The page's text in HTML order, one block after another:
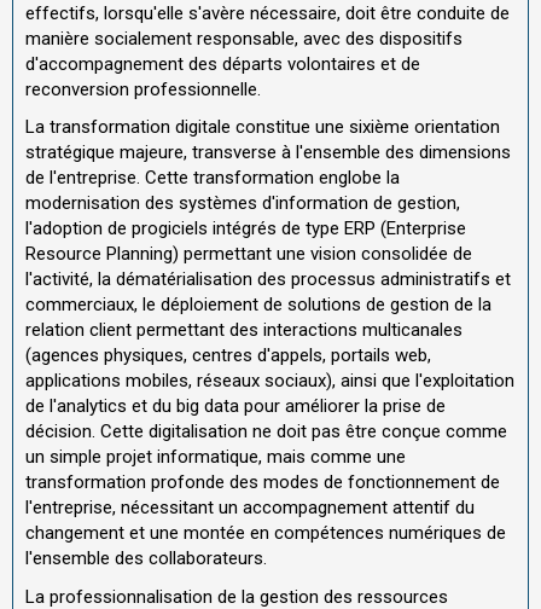
effectifs, lorsqu'elle s'avère nécessaire, doit être conduite de
manière socialement responsable, avec des dispositifs
d'accompagnement des départs volontaires et de
reconversion professionnelle.
La transformation digitale constitue une sixième orientation
stratégique majeure, transverse à l'ensemble des dimensions
de l'entreprise. Cette transformation englobe la
modernisation des systèmes d'information de gestion,
l'adoption de progiciels intégrés de type ERP (Enterprise
Resource Planning) permettant une vision consolidée de
l'activité, la dématérialisation des processus administratifs et
commerciaux, le déploiement de solutions de gestion de la
relation client permettant des interactions multicanales
(agences physiques, centres d'appels, portails web,
applications mobiles, réseaux sociaux), ainsi que l'exploitation
de l'analytics et du big data pour améliorer la prise de
décision. Cette digitalisation ne doit pas être conçue comme
un simple projet informatique, mais comme une
transformation profonde des modes de fonctionnement de
l'entreprise, nécessitant un accompagnement attentif du
changement et une montée en compétences numériques de
l'ensemble des collaborateurs.
La professionnalisation de la gestion des ressources